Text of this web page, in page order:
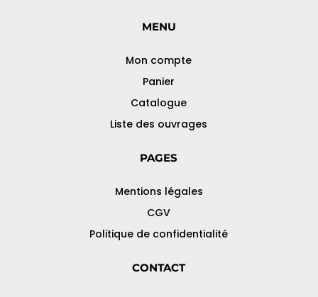
MENU
Mon compte
Panier
Catalogue
Liste des ouvrages
PAGES
Mentions légales
CGV
Politique de confidentialité
CONTACT